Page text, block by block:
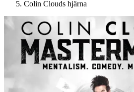
Colin Clouds hjärna